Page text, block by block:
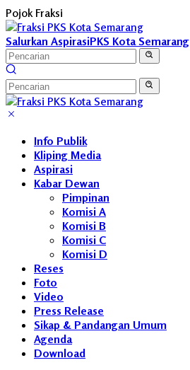
Langsung
ke
konten
Pojok Fraksi
Salurkan AspirasiPKS Kota Semarang
Info Publik
Kliping Media
Aspirasi
Kabar Dewan
Pimpinan
Komisi A
Komisi B
Komisi C
Komisi D
Reses
Foto
Video
Press Release
Sikap & Pandangan Umum
Agenda
Download